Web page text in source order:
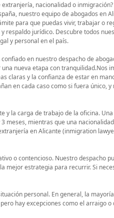
nacionalidad o
nuestro equipo de abogados en
para que puedas vivir, trabajar o
respaldo jurídico. Descubre todos
y personal en el país.
en nuestro despacho de
nueva etapa con tranquilidad.Nos
claras y la confianza de estar en
en cada caso como si fuera único, y
y la carga de trabajo de la oficina.
meses, mientras que una
en Alicante (inmigration
o contencioso. Nuestro despacho
mejor estrategia para recurrir. Si
personal. En general, la
hay excepciones como el arraigo